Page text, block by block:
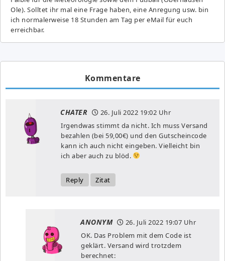
Ole). Solltet ihr mal eine Frage haben, eine Anregung usw. bin
ich normalerweise 18 Stunden am Tag per eMail für euch
erreichbar.
Kommentare
CHATER 26. Juli 2022 19:02 Uhr
Irgendwas stimmt da nicht. Ich muss Versand
bezahlen (bei 59,00€) und den Gutscheincode
kann ich auch nicht eingeben. Vielleicht bin
ich aber auch zu blöd.
Reply Zitat
ANONYM 26. Juli 2022 19:07 Uhr
OK. Das Problem mit dem Code ist
geklärt. Versand wird trotzdem
berechnet: